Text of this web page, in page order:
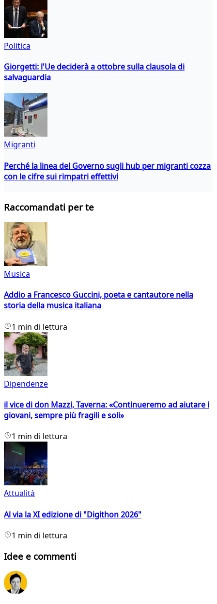
Politica
Giorgetti: l'Ue deciderà a ottobre sulla clausola di
salvaguardia
Migranti
Perché la linea del Governo sugli hub per migranti cozza
con le cifre sui rimpatri effettivi
Raccomandati per te
Musica
Addio a Francesco Guccini, poeta e cantautore nella
storia della musica italiana
1 min di lettura
Dipendenze
il vice di don Mazzi, Taverna: «Continueremo ad aiutare i
giovani, sempre più fragili e soli»
1 min di lettura
Attualità
Al via la XI edizione di "Digithon 2026"
1 min di lettura
Idee e commenti